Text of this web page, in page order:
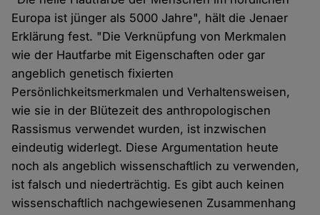
Europa ist jünger als 5000 Jahre", hält die Jenaer
Erklärung fest. "Die Verknüpfung von Merkmalen
wie der Hautfarbe mit Eigenschaften oder gar
angeblich genetisch fixierten
Persönlichkeitsmerkmalen und Verhaltensweisen,
wie sie in der Blütezeit des anthropologischen
Rassismus verwendet wurden, ist inzwischen
eindeutig widerlegt. Diese Argumentation heute
noch als angeblich wissenschaftlich zu verwenden,
ist falsch und niederträchtig. Es gibt auch keinen
wissenschaftlich nachgewiesenen Zusammenhang